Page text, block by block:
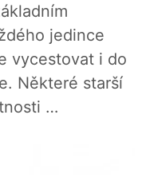
e
t
e
a
a
jedince
vycestovat i do
Některé starší
…